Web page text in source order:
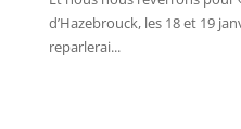
d’Hazebrouck, les 18 et 19
reparlerai...